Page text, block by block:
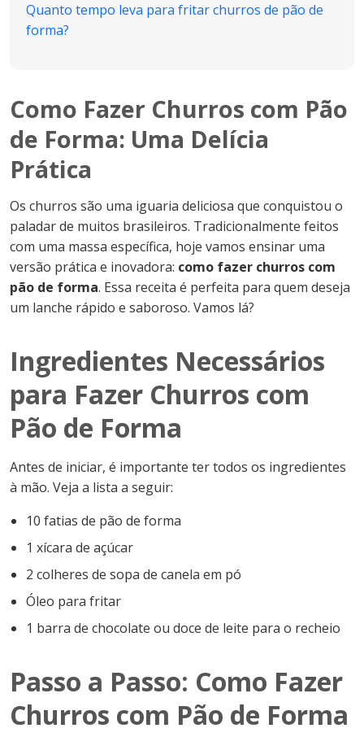
Quanto tempo leva para fritar churros de pão de
forma?
Como Fazer Churros com Pão
de Forma: Uma Delícia
Prática
Os churros são uma iguaria deliciosa que conquistou o
paladar de muitos brasileiros. Tradicionalmente feitos
com uma massa específica, hoje vamos ensinar uma
versão prática e inovadora: como fazer churros com
pão de forma. Essa receita é perfeita para quem deseja
um lanche rápido e saboroso. Vamos lá?
Ingredientes Necessários
para Fazer Churros com
Pão de Forma
Antes de iniciar, é importante ter todos os ingredientes
à mão. Veja a lista a seguir:
10 fatias de pão de forma
1 xícara de açúcar
2 colheres de sopa de canela em pó
Óleo para fritar
1 barra de chocolate ou doce de leite para o recheio
Passo a Passo: Como Fazer
Churros com Pão de Forma